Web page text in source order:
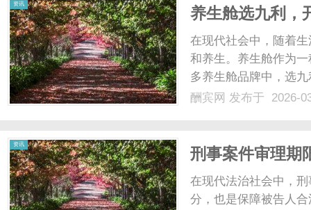
资讯
养生舱选九利，
在现代社会中，随着
和养生。养生舱作为
多养生舱品牌中，选
生爱好者的首选。首
酬宾网 发布于 2026-
资讯
刑事案件审理期
在现代法治社会中，
分，也是保障被告人